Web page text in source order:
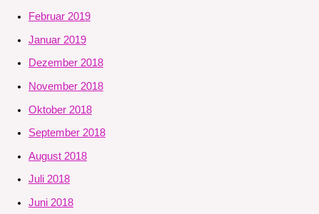
Februar 2019
Januar 2019
Dezember 2018
November 2018
Oktober 2018
September 2018
August 2018
Juli 2018
Juni 2018